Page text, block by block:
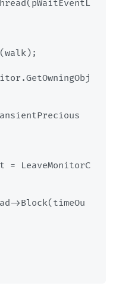
(walk) ;